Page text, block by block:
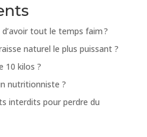
tout le temps faim ?
naturel le plus puissant ?
10 kilos ?
nutritionniste ?
interdits pour perdre du